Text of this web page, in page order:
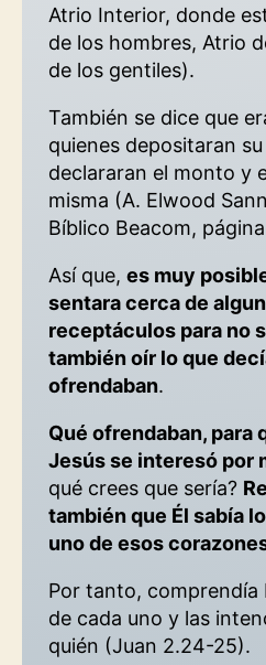
Atrio Interior, donde
de los hombres, Atrio
de los gentiles).
También se dice que
quienes depositaran
declararan el monto y
misma (A. Elwood
Bíblico Beacom,
Así que, es muy
sentara cerca de
receptáculos para no
también oír lo que
ofrendaban.
Qué ofrendaban, para
Jesús se interesó por
qué crees que sería?
también que Él sabía
uno de esos
Por tanto, comprendía
de cada uno y las
quién (Juan 2.24-25).